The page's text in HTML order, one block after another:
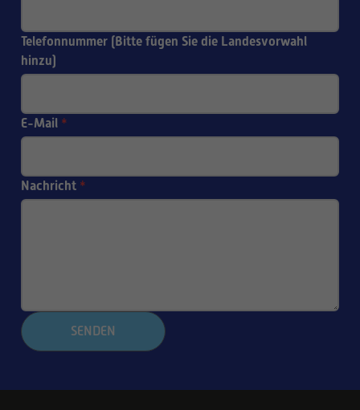
Telefonnummer (Bitte fügen Sie die Landesvorwahl
hinzu)
E-Mail *
Nachricht *
SENDEN